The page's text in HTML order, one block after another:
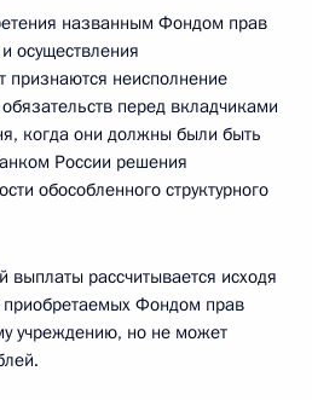
названным Фондом прав
осуществления
признаются неисполнение
перед вкладчиками
когда они должны были быть
России решения
обособленного структурного
рассчитывается исходя
Фондом прав
учреждению, но не может